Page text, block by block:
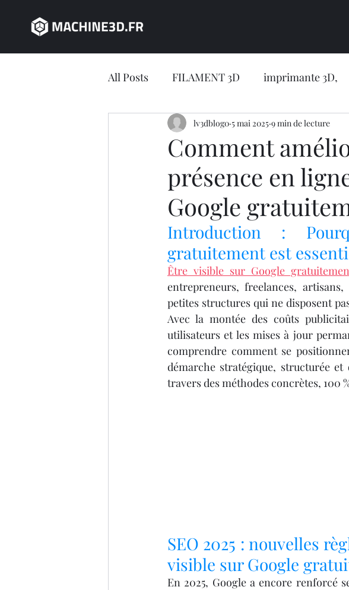
All Posts FILAMENT 3D imprimante 3D,
JEU CONCOURS impression 3D
impression 3D en ligne CONCESSION
Jeu concours LV3D IMPRIMANTE 3D
IMPRIMANTE 3D ARTILLERY 3D
imprimante 3D professionelle
Formation 3D éligible au CPF
Comment
présence en
Google
lv3dblog0 5 mai 2025 9 min de lecture
Introduction :
gratuitement est
Être visible sur Google
entrepreneurs, freelances,
petites structures qui ne disposent
Avec la montée des coûts
utilisateurs et les mises à jour
comprendre comment se
démarche stratégique, structurée
travers des méthodes concrètes, 100
SEO 2025 : nouvelles
visible sur Google
En 2025, Google a encore renforcé